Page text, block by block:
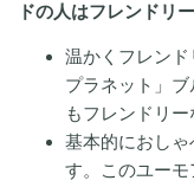
ドの人はフレンドリ
温かくフレン
プラネット」
もフレンドリー
基本的におし
す。このユー